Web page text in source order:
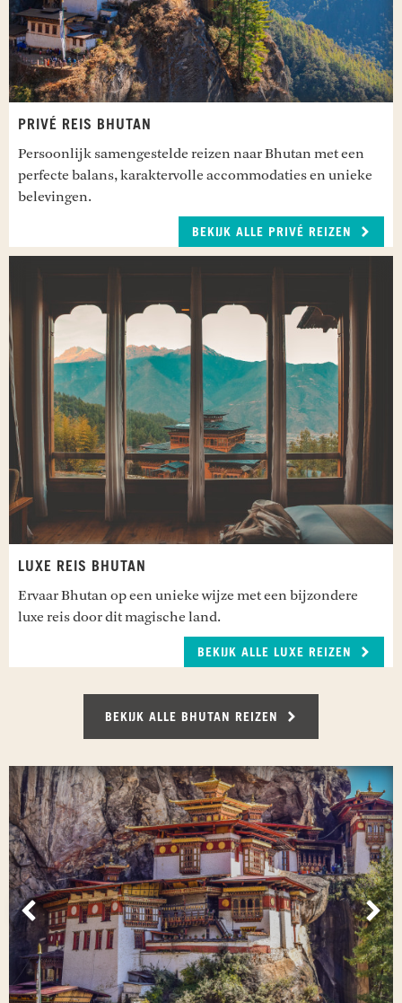
PRIVÉ REIS BHUTAN
Persoonlijk samengestelde reizen naar Bhutan met een
perfecte balans, karaktervolle accommodaties en unieke
belevingen.
BEKIJK ALLE PRIVÉ REIZEN
LUXE REIS BHUTAN
Ervaar Bhutan op een unieke wijze met een bijzondere
luxe reis door dit magische land.
BEKIJK ALLE LUXE REIZEN
BEKIJK ALLE BHUTAN REIZEN
Vorige